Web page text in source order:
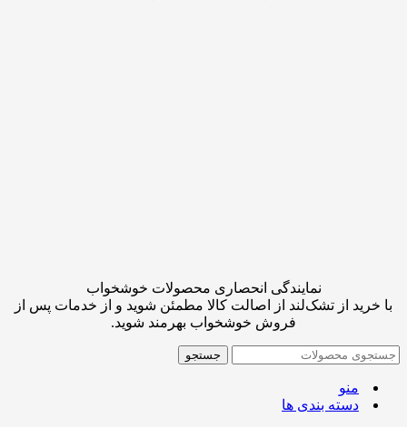
نمایندگی انحصاری محصولات خوشخواب
با خرید از تشک‌لند از اصالت کالا مطمئن شوید و از خدمات پس از
فروش خوشخواب بهرمند شوید.
جستجو
منو
دسته بندی ها